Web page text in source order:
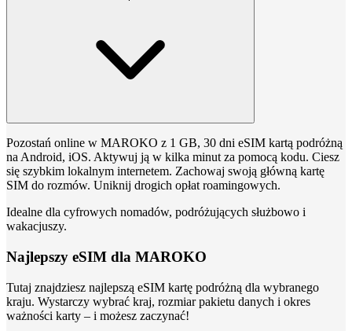
Pozostań online w MAROKO z 1 GB, 30 dni eSIM kartą podróżną
na Android, iOS. Aktywuj ją w kilka minut za pomocą kodu. Ciesz
się szybkim lokalnym internetem. Zachowaj swoją główną kartę
SIM do rozmów. Uniknij drogich opłat roamingowych.
Idealne dla cyfrowych nomadów, podróżujących służbowo i
wakacjuszy.
Najlepszy eSIM dla MAROKO
Tutaj znajdziesz najlepszą eSIM kartę podróżną dla wybranego
kraju. Wystarczy wybrać kraj, rozmiar pakietu danych i okres
ważności karty – i możesz zaczynać!